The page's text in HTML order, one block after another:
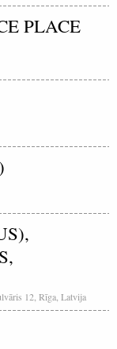
PLACE
12, Rīga, Latvija